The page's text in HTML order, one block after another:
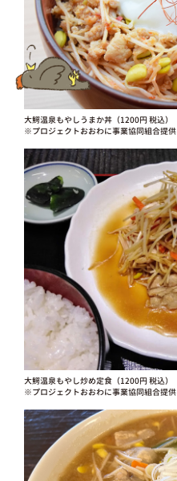
大鰐温泉もやしうまか丼（1200円 税込）
※プロジェクトおおわに事業協同組合提供
大鰐温泉もやし炒め定食（1200円 税込）
※プロジェクトおおわに事業協同組合提供